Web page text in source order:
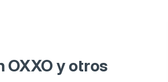
OXXO y otros